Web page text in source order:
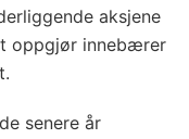
aksjene
oppgjør innebærer
senere år